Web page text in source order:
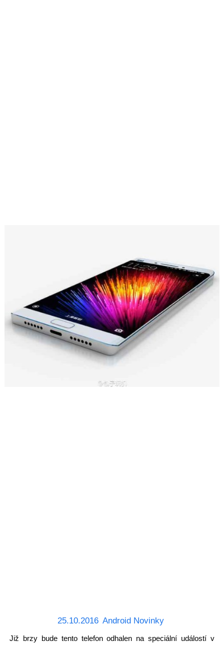
25.10.2016 Android Novinky
Již brzy bude tento telefon odhalen na speciální událostí v